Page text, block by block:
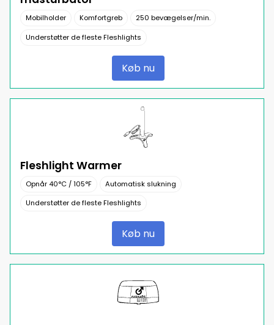
Mobilholder Komfortgreb
250 bevægelser/min.
Understøtter de fleste Fleshlights
Køb nu
Fleshlight Warmer
Opnår 40°C / 105°F
Automatisk slukning
Understøtter de fleste Fleshlights
Køb nu